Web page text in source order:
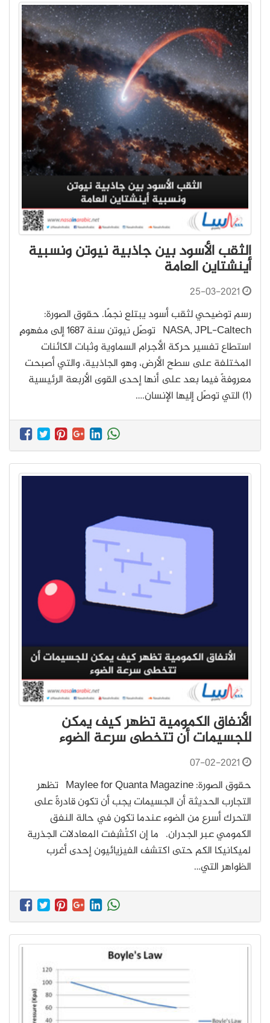
الثقب الأسود بين جاذبية نيوتن ونسبية
أينشتاين العامة
25-03-2021
رسم توضيحي لثقب أسود يبتلع نجمًا. حقوق الصورة:
NASA, JPL-Caltech توصّل نيوتن سنة 1687 إلى مفهومٍ
استطاع تفسير حركة الأجرام السماوية وثبات الكائنات
المختلفة على سطح الأرض، وهو الجاذبية، والتي أصبحت
معروفةً فيما بعد على أنها إحدى القوى الأربعة الرئيسية
(1) التي توصّل إليها الإنسان.…
الأنفاق الكمومية تظهر كيف يمكن
للجسيمات أن تتخطى سرعة الضوء
07-02-2021
حقوق الصورة: Maylee for Quanta Magazine تظهر
التجارب الحديثة أن الجسيمات يجب أن تكون قادرةً على
التحرك أسرع من الضوء عندما تكون في حالة النفق
الكمومي عبر الجدران. ما إن اكتُشِفت المعادلات الجذرية
لميكانيكا الكم حتى اكتشف الفيزيائيون إحدى أغرب
الظواهر التي…